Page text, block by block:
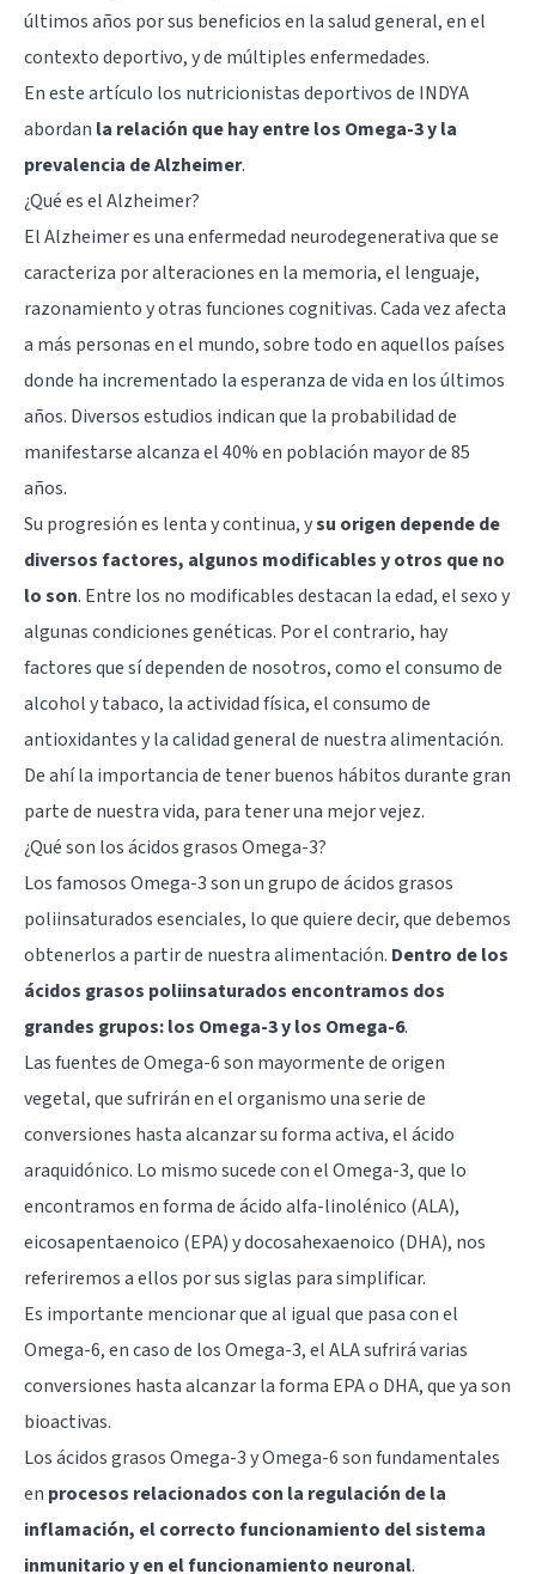
últimos años por sus beneficios en la salud general, en el
contexto deportivo, y de múltiples enfermedades.
En este artículo los nutricionistas deportivosde INDYA
abordan la relación que hay entre los Omega-3 y la
prevalencia de Alzheimer.
¿Qué es el Alzheimer?
El Alzheimeres una enfermedad neurodegenerativa que se
caracteriza por alteraciones en la memoria, el lenguaje,
razonamiento y otras funciones cognitivas. Cada vez afecta
a más personas en el mundo, sobre todo en aquellos países
donde ha incrementado la esperanza de vida en los últimos
años. Diversos estudios indican que la probabilidad de
manifestarse alcanza el 40% en población mayor de 85
años.
Su progresión es lenta y continua, ysu origen depende de
diversos factores, algunos modificables y otros que no
lo son. Entre los no modificables destacan la edad, el sexo y
algunas condiciones genéticas. Por el contrario, hay
factores que sí dependen de nosotros, como el consumo de
alcohol y tabaco, la actividad física, el consumo de
antioxidantes y la calidad general de nuestra alimentación.
De ahí la importancia de tener buenos hábitos durante gran
parte de nuestra vida, para tener una mejor vejez.
¿Qué son los ácidos grasos Omega-3?
Los famosos Omega-3 son un grupo de ácidos grasos
poliinsaturados esenciales, lo que quiere decir, que debemos
obtenerlos a partir de nuestra alimentación. Dentro de los
ácidos grasos poliinsaturados encontramos dos
grandes grupos: los Omega-3 y los Omega-6.
Las fuentes de Omega-6 son mayormente de origen
vegetal, que sufrirán en el organismo una serie de
conversiones hasta alcanzar su forma activa, el ácido
araquidónico. Lo mismo sucede con el Omega-3, que lo
encontramos en forma de ácido alfa-linolénico (ALA),
eicosapentaenoico (EPA) y docosahexaenoico (DHA), nos
referiremos a ellos por sus siglas para simplificar.
Es importante mencionar que al igual que pasa con el
Omega-6, en caso de los Omega-3, el ALA sufrirá varias
conversiones hasta alcanzar la forma EPA o DHA, que ya son
bioactivas.
Los ácidos grasos Omega-3 y Omega-6 son fundamentales
en procesos relacionados con la regulación de la
inflamación, el correcto funcionamiento del sistema
inmunitario y en el funcionamiento neuronal.